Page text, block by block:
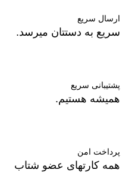
ارسال سریع
سریع به دستتان میرسد.
پشتیبانی سریع
همیشه هستیم.
پرداخت امن
همه کارتهای عضو شتاب